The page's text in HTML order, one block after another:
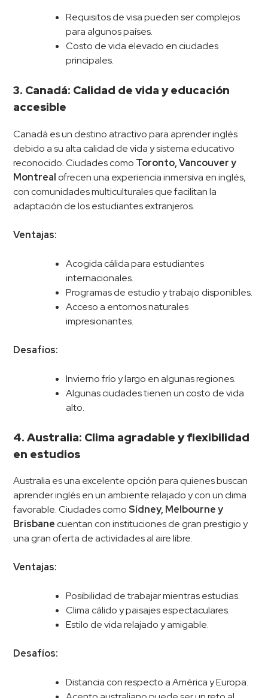
Requisitos de visa pueden ser complejos
para algunos países.
Costo de vida elevado en ciudades
principales.
3. Canadá: Calidad de vida y educación
accesible
Canadá es un destino atractivo para aprender inglés
debido a su alta calidad de vida y sistema educativo
reconocido. Ciudades como Toronto, Vancouver y
Montreal ofrecen una experiencia inmersiva en inglés,
con comunidades multiculturales que facilitan la
adaptación de los estudiantes extranjeros.
Ventajas:
Acogida cálida para estudiantes
internacionales.
Programas de estudio y trabajo disponibles.
Acceso a entornos naturales
impresionantes.
Desafíos:
Invierno frío y largo en algunas regiones.
Algunas ciudades tienen un costo de vida
alto.
4. Australia: Clima agradable y flexibilidad
en estudios
Australia es una excelente opción para quienes buscan
aprender inglés en un ambiente relajado y con un clima
favorable. Ciudades comoSídney, Melbourne y
Brisbane cuentan con instituciones de gran prestigio y
una gran oferta de actividades al aire libre.
Ventajas:
Posibilidad de trabajar mientras estudias.
Clima cálido y paisajes espectaculares.
Estilo de vida relajado y amigable.
Desafíos:
Distancia con respecto a América y Europa.